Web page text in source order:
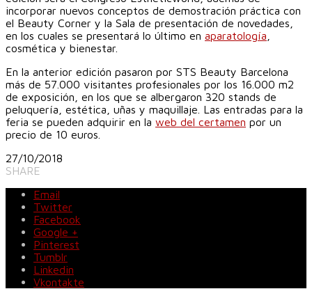
incorporar nuevos conceptos de demostración práctica con
el Beauty Corner y la Sala de presentación de novedades,
en los cuales se presentará lo último en aparatología
cosmética y bienestar.
En la anterior edición pasaron por STS Beauty Barcelona
más de 57.000 visitantes profesionales por los 16.000 m2
de exposición, en los que se albergaron 320 stands de
peluquería, estética, uñas y maquillaje. Las entradas para la
feria se pueden adquirir en la web del certamen por un
precio de 10 euros.
27/10/2018
SHARE
Email
Twitter
Facebook
Google +
Pinterest
Tumblr
Linkedin
Vkontakte